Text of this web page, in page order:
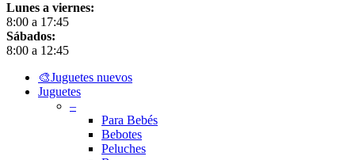
Lunes a viernes:
8:00 a 17:45
Sábados:
8:00 a 12:45
Close
Menu
🎨Juguetes nuevos
Juguetes
–
Para Bebés
Bebotes
Peluches